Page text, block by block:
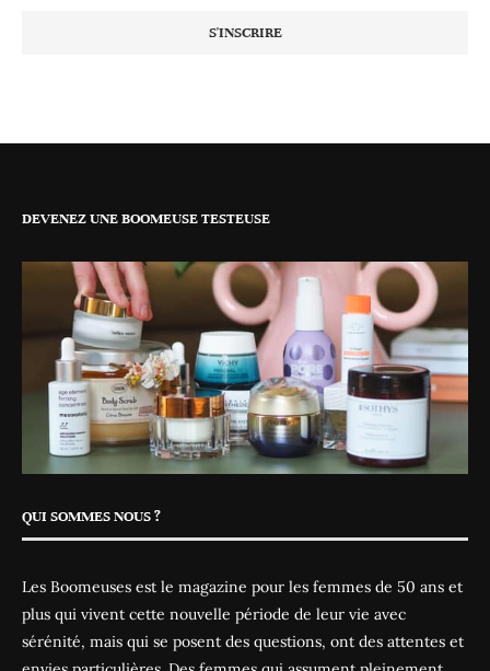
DEVENEZ UNE BOOMEUSE TESTEUSE
QUI SOMMES NOUS ?
Les Boomeuses est le magazine pour les femmes de 50 ans et
plus qui vivent cette nouvelle période de leur vie avec
sérénité, mais qui se posent des questions, ont des attentes et